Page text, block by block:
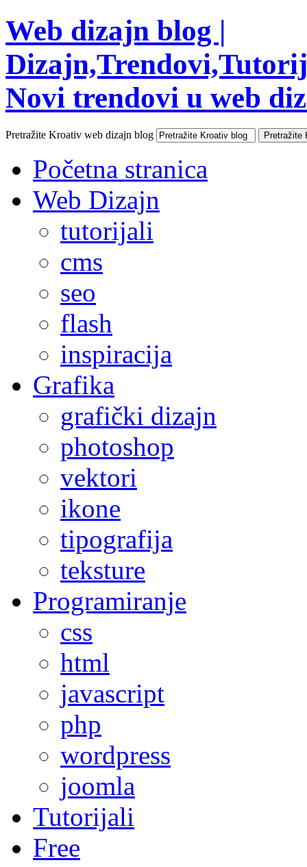
Web dizajn blog |
Novi trendovi u web
Pretražite Kroativ web dizajn blog
Početna stranica
Web Dizajn
tutorijali
cms
seo
flash
inspiracija
Grafika
grafički dizajn
photoshop
vektori
ikone
tipografija
teksture
Programiranje
css
html
javascript
php
wordpress
joomla
Tutorijali
Free